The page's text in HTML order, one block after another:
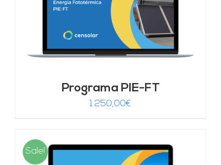
Programa PIE-FT
1.250,00€
Sale!